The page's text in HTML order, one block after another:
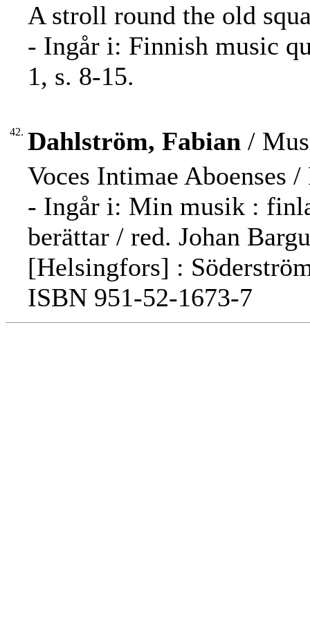
A stroll round the old
- Ingår i: Finnish music
1, s. 8-15.
42. Dahlström, Fabian /
Voces Intimae Aboenses
- Ingår i: Min musik :
berättar / red. Johan
[Helsingfors] :
ISBN 951-52-1673-7